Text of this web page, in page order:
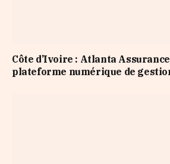
Côte d’Ivoire : Atlanta
plateforme numérique de